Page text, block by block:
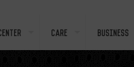
Care Business